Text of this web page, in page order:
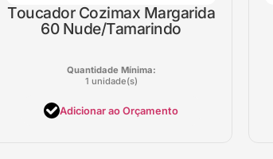
Toucador Cozimax Margarida
60 Nude/Tamarindo
Quantidade Mínima:
1 unidade(s)
Adicionar ao Orçamento